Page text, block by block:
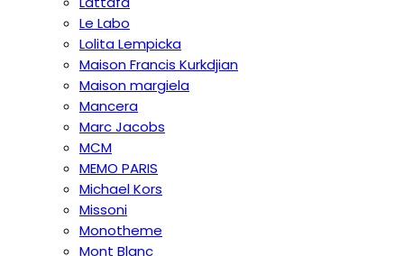
Le Labo
Lolita Lempicka
Maison Francis Kurkdjian
Maison margiela
Mancera
Marc Jacobs
MCM
MEMO PARIS
Michael Kors
Missoni
Monotheme
Mont Blanc